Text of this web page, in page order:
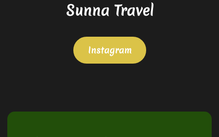
Sunna Travel
Instagram